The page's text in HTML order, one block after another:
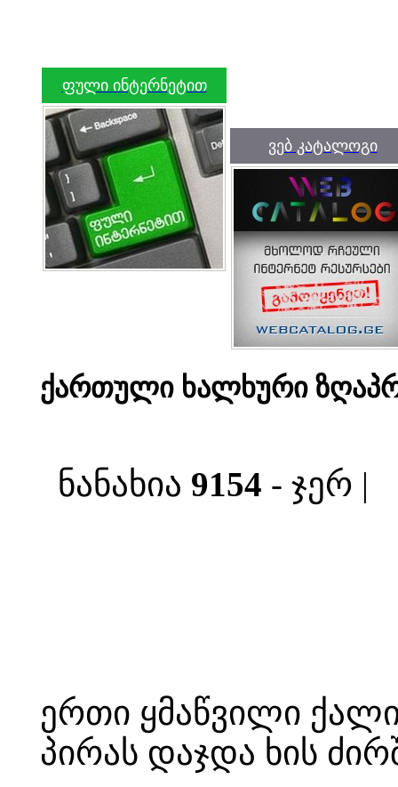
ფული ინტერნეტით
ვებ კატალოგი
ქართული ხალხური
ნანახია 9154 - ჯერ |
ერთი ყმაწვილი
პირას დაჯდა ხის